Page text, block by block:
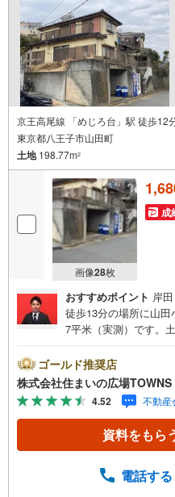
京王高尾線 「めじろ台」駅 徒歩12
東京都八王子市山田町
土地198.77m2
画像28枚
成
おすすめポイント 岸
徒歩13分の場所に山
7平米（実測）です。
周辺環境が新しい住ま
です。日照権が侵害さ
で、将来の住まいも安
0】人気物件は特にお
お電話下さい。「室
約頂くとご見学がス
ュレーション■住まい
ゴールド推奨店
株式会社住まいの広場TOWNS
4.52 不動産
資料をもら
電話する